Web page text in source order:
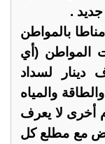
.
بالمواطن
المواطن (أي
" ب 4 الآف دينار لسداد
والمياه
أخرى لا يعرف
مع مطلع كل